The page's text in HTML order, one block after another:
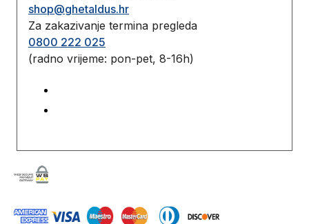
shop@ghetaldus.hr
Za zakazivanje termina pregleda
0800 222 025
(radno vrijeme: pon-pet, 8-16h)